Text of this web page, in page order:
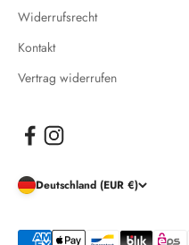
Widerrufsrecht
Kontakt
Vertrag widerrufen
Deutschland (EUR €)